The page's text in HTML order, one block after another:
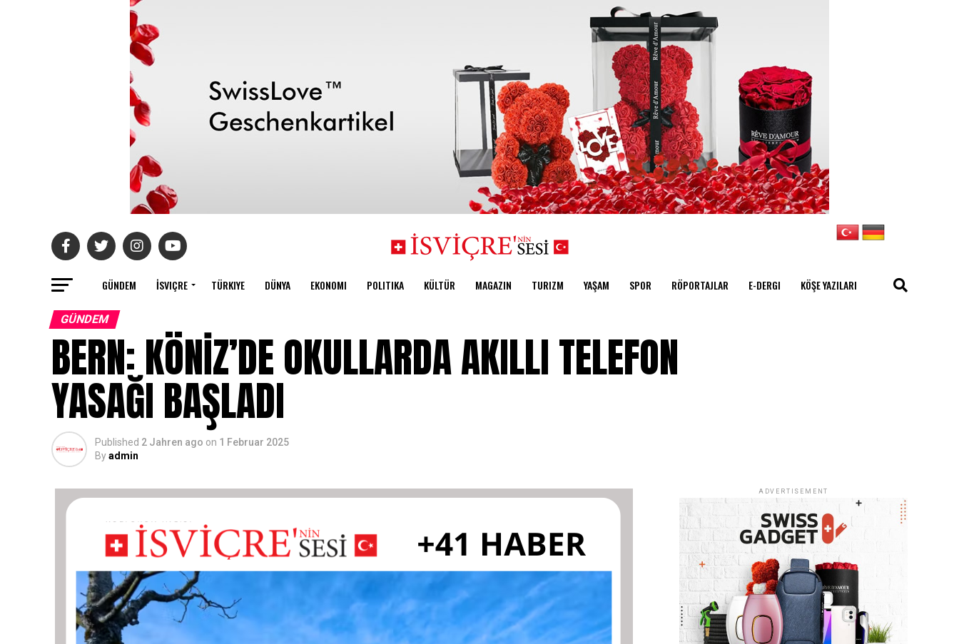
GÜNDEM İSVIÇRE TÜRKIYE DÜNYA EKONOMI POLITIKA KÜLTÜR MAGAZIN TURIZM YAŞAM SPOR RÖPORTAJLAR E-DERGI KÖŞE YAZILARI
GÜNDEM
BERN: KÖNİZ’DE OKULLARDA AKILLI TELEFON
YASAĞI BAŞLADI
Published 2 Jahren ago on 1 Februar 2025
Byadmin
ADVERTISEMENT